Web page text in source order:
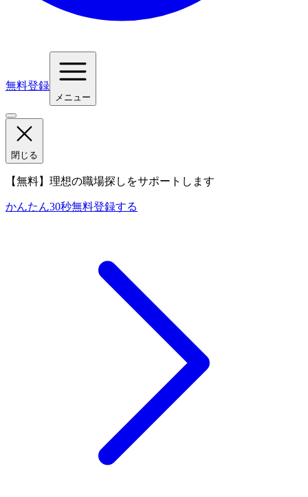
無料登録
メニュー
閉じる
【無料】理想の職場探しをサポートします
かんたん30秒無料登録する